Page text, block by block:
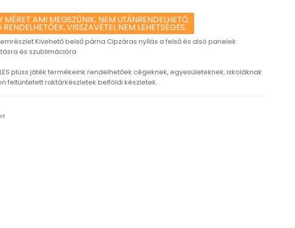
AMI MEGSZŰNIK, NEM UTÁNRENDELHETŐ.
VISSZAVÉTEL NEM LEHETSÉGES.
Kivehető belső párna Cipzáras nyílás a felső és alsó panelek
és szublimációra
plüss játék termékeink rendelhetőek cégeknek, egyesületeknek, iskoláknak
feltüntetett raktárkészletek belföldi készletek.